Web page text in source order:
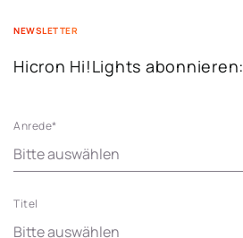
NEWSLETTER
Hicron Hi!Lights abonnieren:
Anrede*
Titel